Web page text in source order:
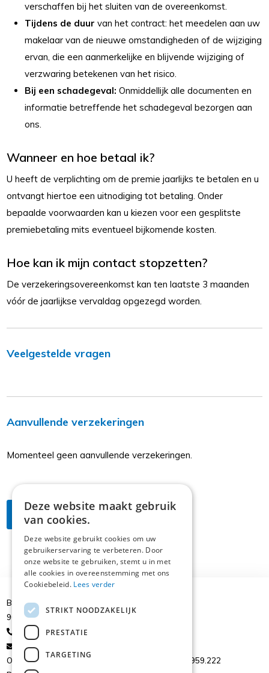
verschaffen bij het sluiten van de overeenkomst.
Tijdens de duur van het contract: het meedelen aan uw
makelaar van de nieuwe omstandigheden of de wijziging
ervan, die een aanmerkelijke en blijvende wijziging of
verzwaring betekenen van het risico.
Bij een schadegeval: Onmiddellijk alle documenten en
informatie betreffende het schadegeval bezorgen aan
ons.
Wanneer en hoe betaal ik?
U heeft de verplichting om de premie jaarlijks te betalen en u
ontvangt hiertoe een uitnodiging tot betaling. Onder
bepaalde voorwaarden kan u kiezen voor een gesplitste
premiebetaling mits eventueel bijkomende kosten.
Hoe kan ik mijn contact stopzetten?
De verzekeringsovereenkomst kan ten laatste 3 maanden
vóór de jaarlijkse vervaldag opgezegd worden.
Veelgestelde vragen
Aanvullende verzekeringen
Momenteel geen aanvullende verzekeringen.
Meer info? Contacteer ons
Brusselsesteenweg 39
9050 Ledeberg
+32 9/224.43.77
gail@starinsurance.be
ON: 0844.017.982 - ON. 0436.740.718 - ON. 0473.959.222
Deze website maakt gebruik
van cookies.
Deze website gebruikt cookies om uw
gebruikerservaring te verbeteren. Door
onze website te gebruiken, stemt u in met
alle cookies in overeenstemming met ons
Cookiebeleid. Lees verder
STRIKT NOODZAKELIJK
PRESTATIE
TARGETING